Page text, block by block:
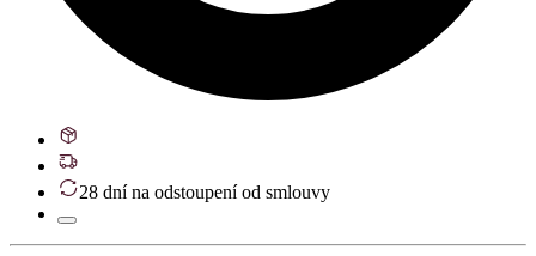
28 dní na odstoupení od smlouvy